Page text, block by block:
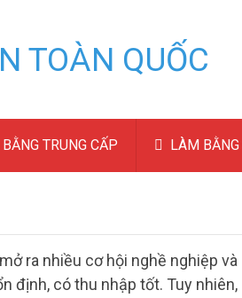
TRUNG CẤP LÀM
ra nhiều cơ hội nghề nghiệp và
định, có thu nhập tốt. Tuy nhiên,